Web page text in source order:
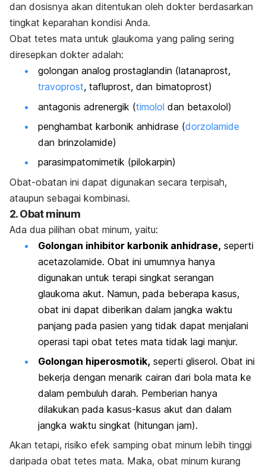
dan dosisnya akan ditentukan oleh dokter berdasarkan
tingkat keparahan kondisi Anda.
Obat tetes mata untuk glaukoma yang paling sering
diresepkan dokter adalah:
golongan analog prostaglandin (latanaprost,
travoprost, tafluprost, dan bimatoprost)
antagonis adrenergik (timolol dan betaxolol)
penghambat karbonik anhidrase (dorzolamide
dan brinzolamide)
parasimpatomimetik (pilokarpin)
Obat-obatan ini dapat digunakan secara terpisah,
ataupun sebagai kombinasi.
2. Obat minum
Ada dua pilihan obat minum, yaitu:
Golongan inhibitor karbonik anhidrase, seperti
acetazolamide. Obat ini umumnya hanya
digunakan untuk terapi singkat serangan
glaukoma akut. Namun, pada beberapa kasus,
obat ini dapat diberikan dalam jangka waktu
panjang pada pasien yang tidak dapat menjalani
operasi tapi obat tetes mata tidak lagi manjur.
Golongan hiperosmotik, seperti gliserol. Obat ini
bekerja dengan menarik cairan dari bola mata ke
dalam pembuluh darah. Pemberian hanya
dilakukan pada kasus-kasus akut dan dalam
jangka waktu singkat (hitungan jam).
Akan tetapi, risiko efek samping obat minum lebih tinggi
daripada obat tetes mata. Maka, obat minum kurang